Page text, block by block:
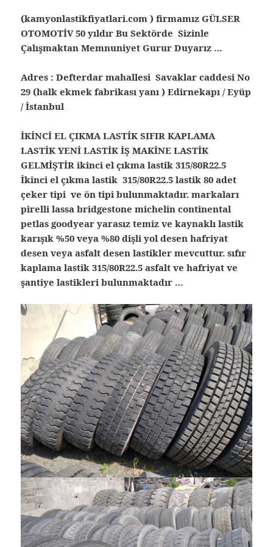
(kamyonlastikfiyatlari.com ) firmamız GÜLSER
OTOMOTİV 50 yıldır Bu Sektörde Sizinle
Çalışmaktan Memnuniyet Gurur Duyarız …
Adres : Defterdar mahallesi Savaklar caddesi No
29 (halk ekmek fabrikası yanı ) Edirnekapı / Eyüp
/ İstanbul
İKİNCİ EL ÇIKMA LASTİK SIFIR KAPLAMA
LASTİK YENİ LASTİK İŞ MAKİNE LASTİK
GELMİŞTİR ikinci el çıkma lastik 315/80R22.5
İkinci el çıkma lastik 315/80R22.5 lastik 80 adet
çeker tipi ve ön tipi bulunmaktadır. markaları
pirelli lassa bridgestone michelin continental
petlas goodyear yarasız temiz ve kaynaklı lastik
karışık %50 veya %80 dişli yol desen hafriyat
desen veya asfalt desen lastikler mevcuttur. sıfır
kaplama lastik 315/80R22.5 asfalt ve hafriyat ve
şantiye lastikleri bulunmaktadır …